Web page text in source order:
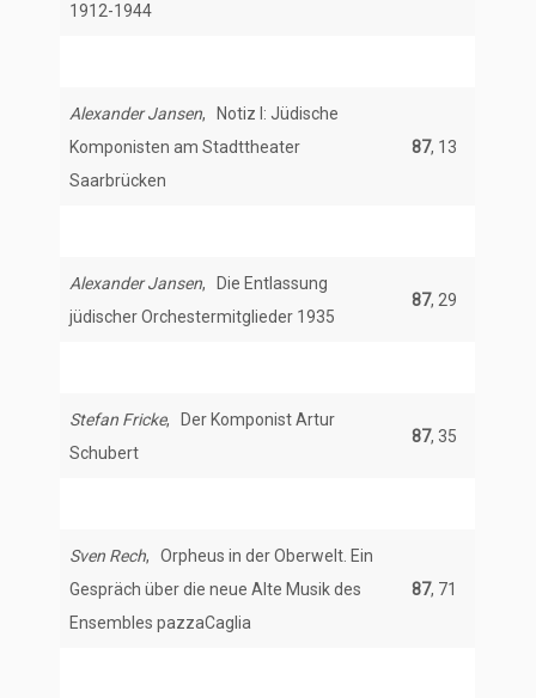
1912-1944
Alexander Jansen, Notiz I: Jüdische
Komponisten am Stadttheater
Saarbrücken
87, 13
Alexander Jansen, Die Entlassung
jüdischer Orchestermitglieder 1935
87, 29
Stefan Fricke, Der Komponist Artur
Schubert
87, 35
Sven Rech, Orpheus in der Oberwelt. Ein
Gespräch über die neue Alte Musik des
Ensembles pazzaCaglia
87, 71